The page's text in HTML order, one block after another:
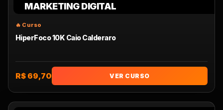
MARKETING DIGITAL
HiperFoco 10K Caio Calderaro
R$ 69,70 VER CURSO